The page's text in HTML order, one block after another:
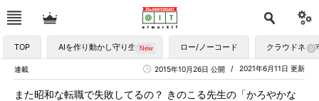
TOP AIを作り動かし守り生かす ロー/ノーコード クラウドネイ
連載 2021年6月11日 更新
2015年10月26日 公開
また昭和な転職で失敗してるの？ きのこる先生の「かろやかな